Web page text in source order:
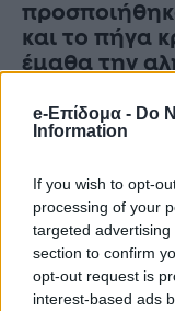
e-Επίδομα - Do
Information
If you wish to opt-
processing of your
targeted
section to confirm
opt-out request is
interest-based ads
και το πήγα
έμαθα την